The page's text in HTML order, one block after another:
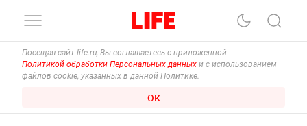
Посещая сайт life.ru, Вы соглашаетесь с приложенной
Политикой обработки Персональных данных и с использованием
файлов cookie, указанных в данной Политике.
ОК